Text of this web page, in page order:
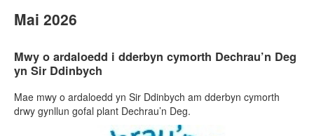
Mai 2026
Mwy o ardaloedd i dderbyn cymorth Dechrau’n Deg
yn Sir Ddinbych
Mae mwy o ardaloedd yn Sir Ddinbych am dderbyn cymorth
drwy gynllun gofal plant Dechrau’n Deg.